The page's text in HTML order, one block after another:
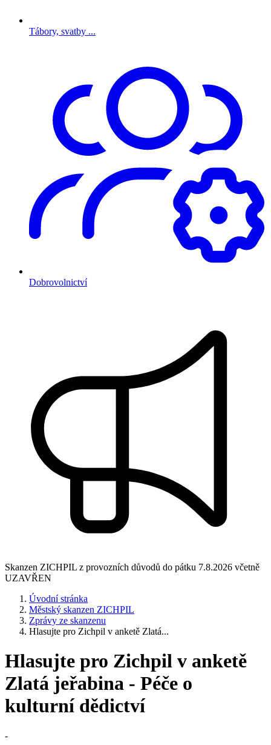
Tábory, svatby ...
Dobrovolnictví
Skanzen ZICHPIL z provozních důvodů do pátku 7.8.2026 včetně
UZAVŘEN
Úvodní stránka
Městský skanzen ZICHPIL
Zprávy ze skanzenu
Hlasujte pro Zichpil v anketě Zlatá...
Hlasujte pro Zichpil v anketě
Zlatá jeřabina - Péče o
kulturní dědictví
-